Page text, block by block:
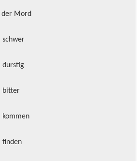
der Mord
schwer
durstig
bitter
kommen
finden